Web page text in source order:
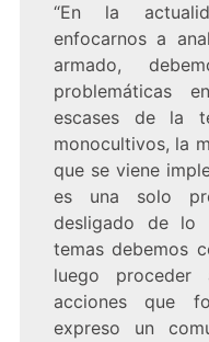
“En la
enfocarnos a
armado,
problemáticas
escases de la
monocultivos, la
que se viene
es una solo
desligado de
temas debemos
luego
acciones que
expreso un